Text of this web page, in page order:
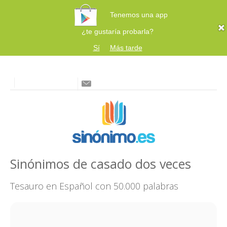
Tenemos una app
¿te gustaría probarla?
Sí
Más tarde
Sinónimos de casado dos veces
Tesauro en Español con 50.000 palabras